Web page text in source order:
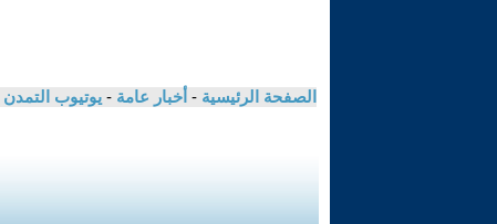
الصفحة الرئيسية - أخبار عامة - يوتيوب التمدن